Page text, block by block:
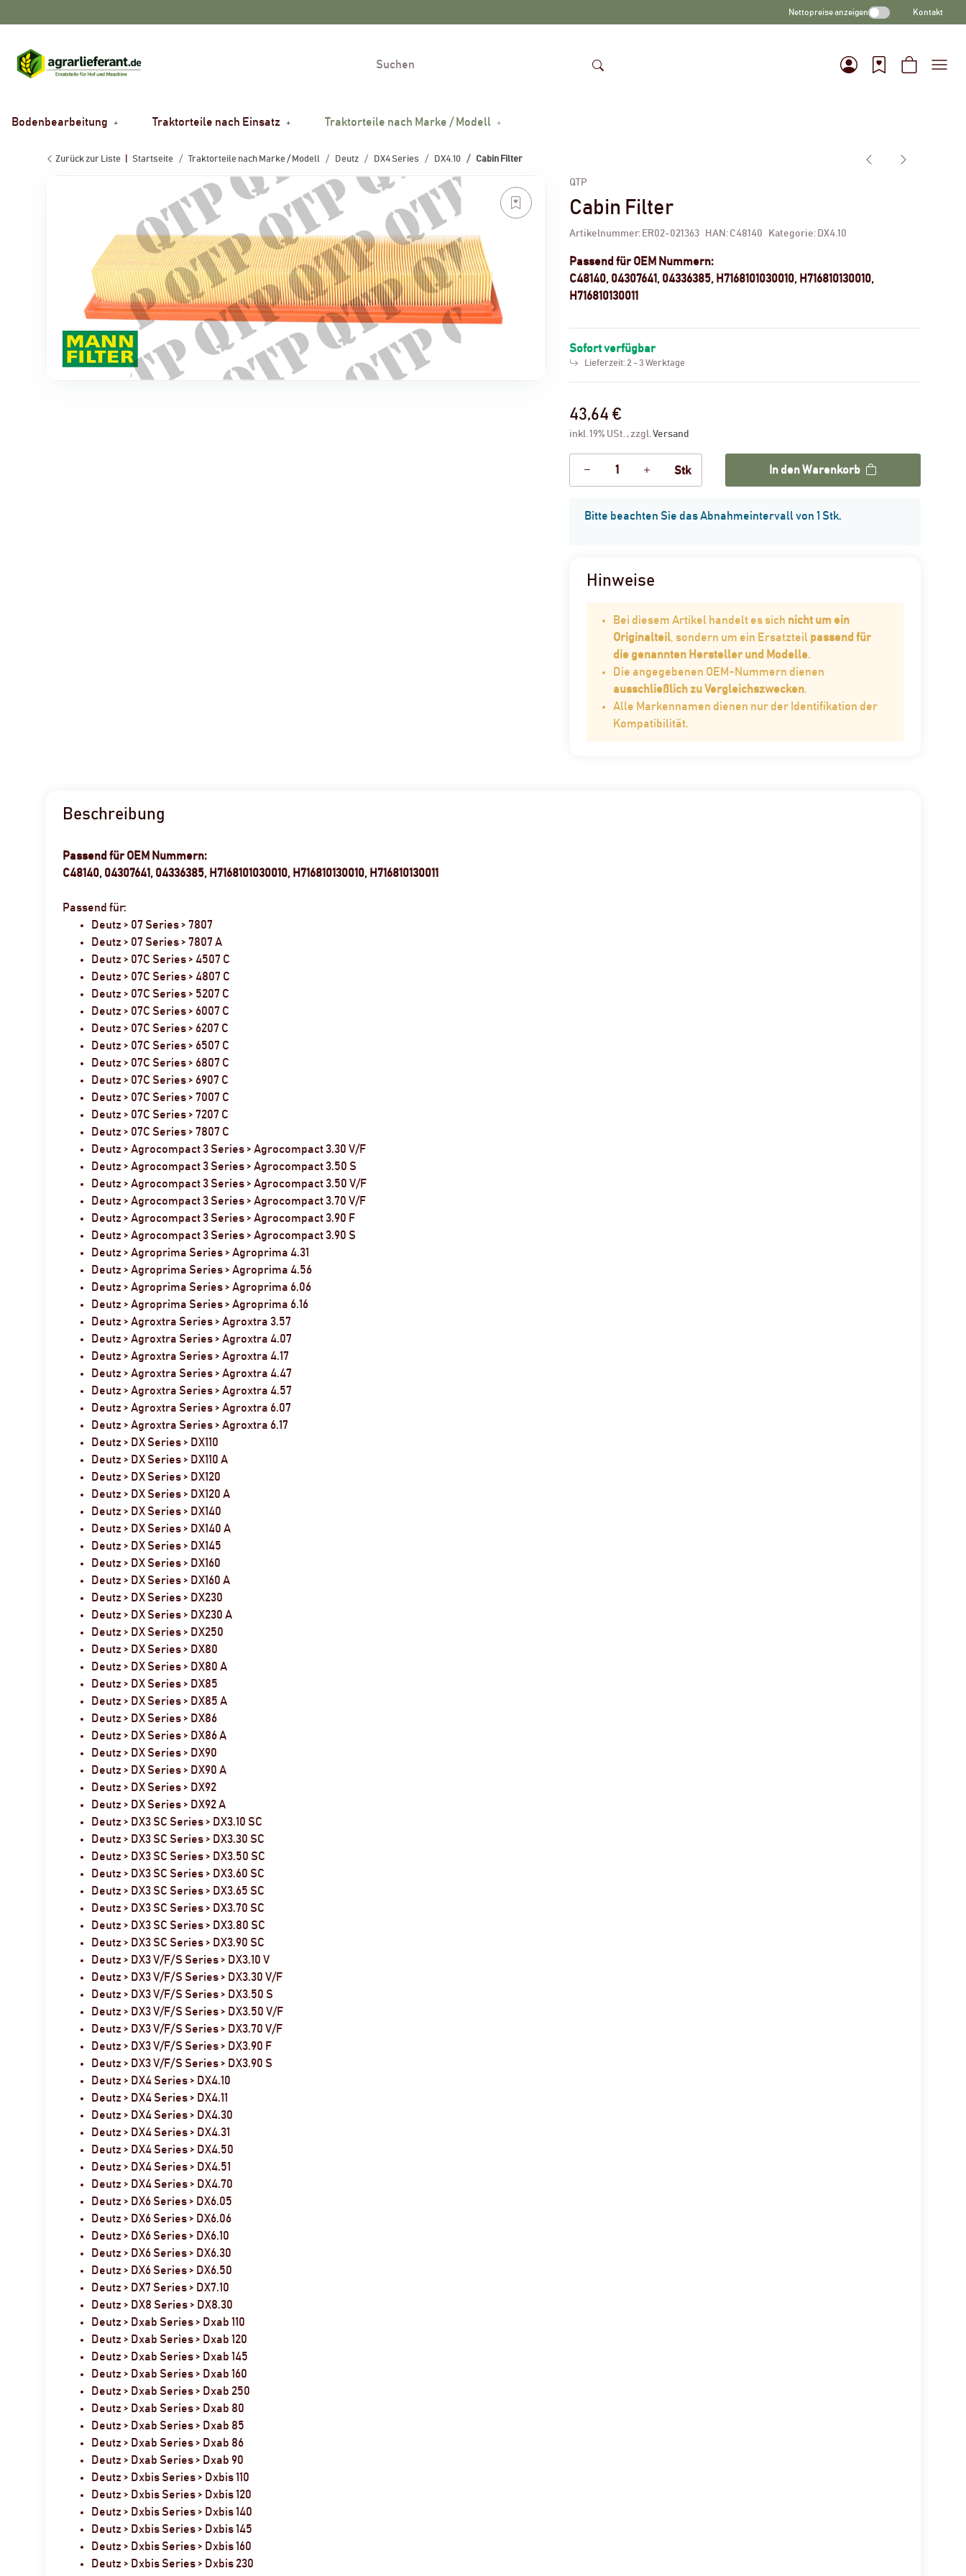
Nettopreise anzeigen Kontakt
Bodenbearbeitung Traktorteile nach Einsatz Traktorteile nach Marke / Modell
Zurück zur Liste Startseite Traktorteile nach Marke / Modell Deutz DX4 Series DX4.10 Cabin Filter
QTP
Cabin Filter
Artikelnummer: ER02-021363 HAN: C48140 Kategorie: DX4.10
Passend für OEM Nummern:
C48140, 04307641, 04336385, H7168101030010, H716810130010,
H716810130011
Sofort verfügbar
Lieferzeit:2 - 3 Werktage
43,64 €
inkl. 19% USt. , zzgl.Versand
Stk In den Warenkorb
x
Bitte beachten Sie das Abnahmeintervall von 1 Stk.
Hinweise
Bei diesem Artikel handelt es sich nicht um ein
Originalteil , sondern um ein Ersatzteil passend für
die genannten Hersteller und Modelle.
Die angegebenen OEM-Nummern dienen
ausschließlich zu Vergleichszwecken.
Alle Markennamen dienen nur der Identifikation der
Kompatibilität.
Beschreibung
Passend für OEM Nummern:
C48140, 04307641, 04336385, H7168101030010, H716810130010, H716810130011
Passend für:
Deutz > 07 Series > 7807
Deutz > 07 Series > 7807 A
Deutz > 07C Series > 4507 C
Deutz > 07C Series > 4807 C
Deutz > 07C Series > 5207 C
Deutz > 07C Series > 6007 C
Deutz > 07C Series > 6207 C
Deutz > 07C Series > 6507 C
Deutz > 07C Series > 6807 C
Deutz > 07C Series > 6907 C
Deutz > 07C Series > 7007 C
Deutz > 07C Series > 7207 C
Deutz > 07C Series > 7807 C
Deutz > Agrocompact 3 Series > Agrocompact 3.30 V/F
Deutz > Agrocompact 3 Series > Agrocompact 3.50 S
Deutz > Agrocompact 3 Series > Agrocompact 3.50 V/F
Deutz > Agrocompact 3 Series > Agrocompact 3.70 V/F
Deutz > Agrocompact 3 Series > Agrocompact 3.90 F
Deutz > Agrocompact 3 Series > Agrocompact 3.90 S
Deutz > Agroprima Series > Agroprima 4.31
Deutz > Agroprima Series > Agroprima 4.56
Deutz > Agroprima Series > Agroprima 6.06
Deutz > Agroprima Series > Agroprima 6.16
Deutz > Agroxtra Series > Agroxtra 3.57
Deutz > Agroxtra Series > Agroxtra 4.07
Deutz > Agroxtra Series > Agroxtra 4.17
Deutz > Agroxtra Series > Agroxtra 4.47
Deutz > Agroxtra Series > Agroxtra 4.57
Deutz > Agroxtra Series > Agroxtra 6.07
Deutz > Agroxtra Series > Agroxtra 6.17
Deutz > DX Series > DX110
Deutz > DX Series > DX110 A
Deutz > DX Series > DX120
Deutz > DX Series > DX120 A
Deutz > DX Series > DX140
Deutz > DX Series > DX140 A
Deutz > DX Series > DX145
Deutz > DX Series > DX160
Deutz > DX Series > DX160 A
Deutz > DX Series > DX230
Deutz > DX Series > DX230 A
Deutz > DX Series > DX250
Deutz > DX Series > DX80
Deutz > DX Series > DX80 A
Deutz > DX Series > DX85
Deutz > DX Series > DX85 A
Deutz > DX Series > DX86
Deutz > DX Series > DX86 A
Deutz > DX Series > DX90
Deutz > DX Series > DX90 A
Deutz > DX Series > DX92
Deutz > DX Series > DX92 A
Deutz > DX3 SC Series > DX3.10 SC
Deutz > DX3 SC Series > DX3.30 SC
Deutz > DX3 SC Series > DX3.50 SC
Deutz > DX3 SC Series > DX3.60 SC
Deutz > DX3 SC Series > DX3.65 SC
Deutz > DX3 SC Series > DX3.70 SC
Deutz > DX3 SC Series > DX3.80 SC
Deutz > DX3 SC Series > DX3.90 SC
Deutz > DX3 V/F/S Series > DX3.10 V
Deutz > DX3 V/F/S Series > DX3.30 V/F
Deutz > DX3 V/F/S Series > DX3.50 S
Deutz > DX3 V/F/S Series > DX3.50 V/F
Deutz > DX3 V/F/S Series > DX3.70 V/F
Deutz > DX3 V/F/S Series > DX3.90 F
Deutz > DX3 V/F/S Series > DX3.90 S
Deutz > DX4 Series > DX4.10
Deutz > DX4 Series > DX4.11
Deutz > DX4 Series > DX4.30
Deutz > DX4 Series > DX4.31
Deutz > DX4 Series > DX4.50
Deutz > DX4 Series > DX4.51
Deutz > DX4 Series > DX4.70
Deutz > DX6 Series > DX6.05
Deutz > DX6 Series > DX6.06
Deutz > DX6 Series > DX6.10
Deutz > DX6 Series > DX6.30
Deutz > DX6 Series > DX6.50
Deutz > DX7 Series > DX7.10
Deutz > DX8 Series > DX8.30
Deutz > Dxab Series > Dxab 110
Deutz > Dxab Series > Dxab 120
Deutz > Dxab Series > Dxab 145
Deutz > Dxab Series > Dxab 160
Deutz > Dxab Series > Dxab 250
Deutz > Dxab Series > Dxab 80
Deutz > Dxab Series > Dxab 85
Deutz > Dxab Series > Dxab 86
Deutz > Dxab Series > Dxab 90
Deutz > Dxbis Series > Dxbis 110
Deutz > Dxbis Series > Dxbis 120
Deutz > Dxbis Series > Dxbis 140
Deutz > Dxbis Series > Dxbis 145
Deutz > Dxbis Series > Dxbis 160
Deutz > Dxbis Series > Dxbis 230